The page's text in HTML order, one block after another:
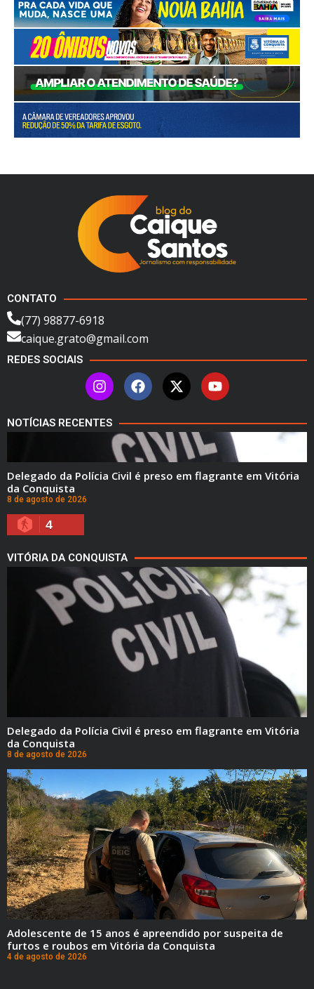
CONTATO
(77) 98877-6918
caique.grato@gmail.com
REDES SOCIAIS
NOTÍCIAS RECENTES
Delegado da Polícia Civil é preso em flagrante em Vitória
da Conquista
8 de agosto de 2026
4
VITÓRIA DA CONQUISTA
Delegado da Polícia Civil é preso em flagrante em Vitória
da Conquista
8 de agosto de 2026
Adolescente de 15 anos é apreendido por suspeita de
furtos e roubos em Vitória da Conquista
4 de agosto de 2026